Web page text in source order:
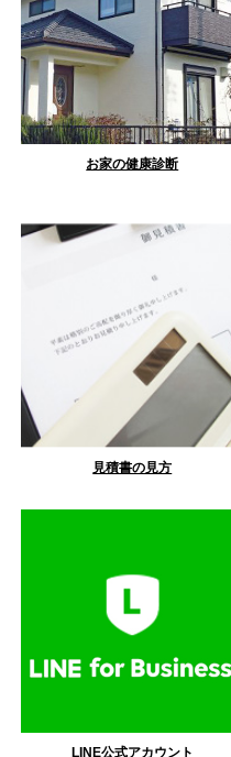
お家の健康診断
見積書の見方
LINE公式アカウント